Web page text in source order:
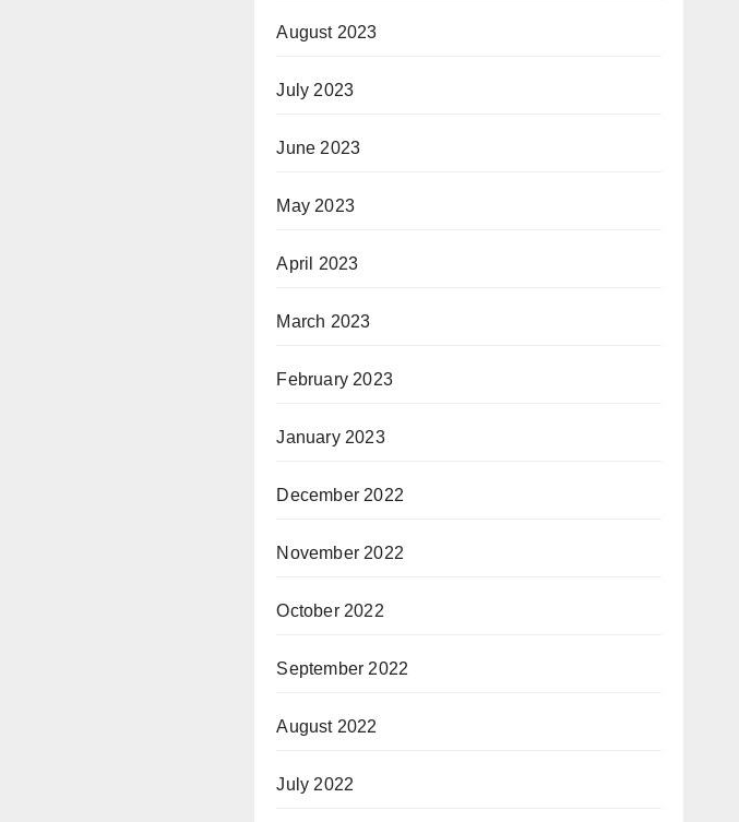
August 2023
July 2023
June 2023
May 2023
April 2023
March 2023
February 2023
January 2023
December 2022
November 2022
October 2022
September 2022
August 2022
July 2022